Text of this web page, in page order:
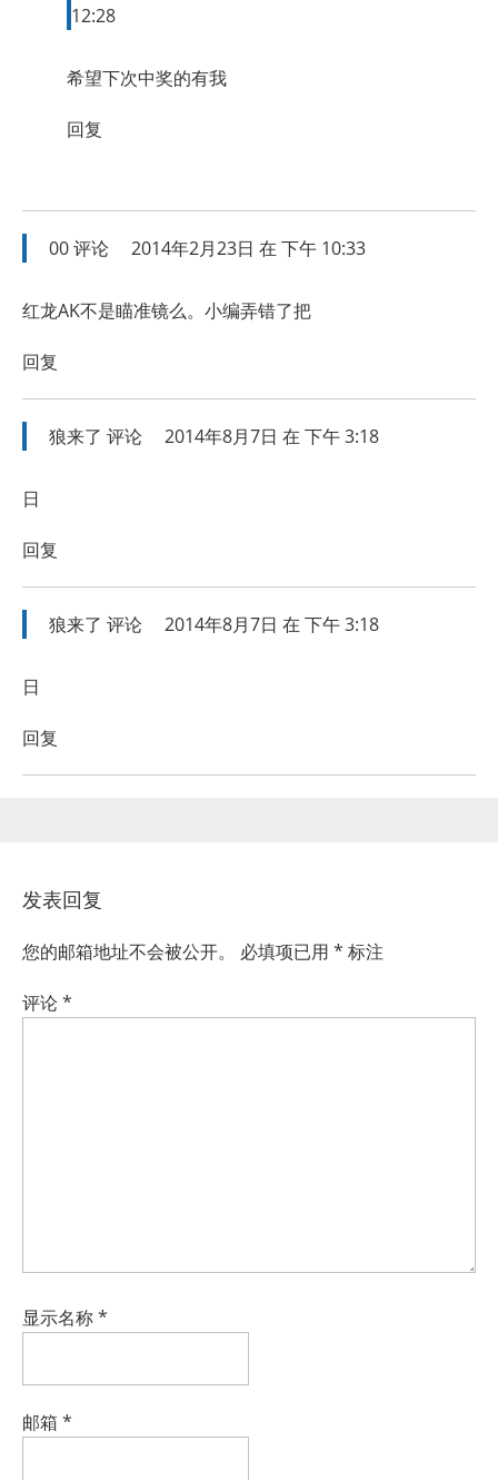
12:28
希望下次中奖的有我
回复
00评论 2014年2月23日 在 下午 10:33
红龙AK不是瞄准镜么。小编弄错了把
回复
狼来了 评论 2014年8月7日 在 下午 3:18
日
回复
狼来了 评论 2014年8月7日 在 下午 3:18
日
回复
发表回复
您的邮箱地址不会被公开。 必填项已用 * 标注
评论*
显示名称*
邮箱 *